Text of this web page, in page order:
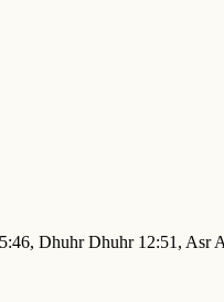
Dhuhr Dhuhr 12:51, Asr